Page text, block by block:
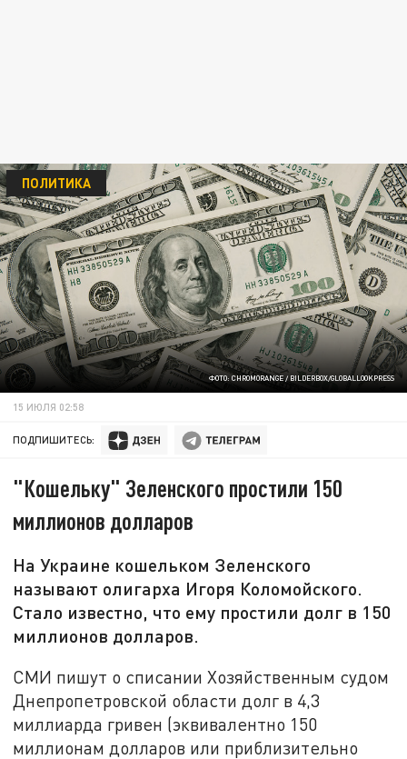
ФОТО: CHROMORANGE / BILDERBOX/GLOBALLOOKPRESS
ПОЛИТИКА
15 ИЮЛЯ 02:58
ПОДПИШИТЕСЬ:
"Кошельку" Зеленского простили 150
миллионов долларов
На Украине кошельком Зеленского
называют олигарха Игоря Коломойского.
Стало известно, что ему простили долг в 150
миллионов долларов.
СМИ пишут о списании Хозяйственным судом
Днепропетровской области долг в 4,3
миллиарда гривен (эквивалентно 150
миллионам долларов или приблизительно